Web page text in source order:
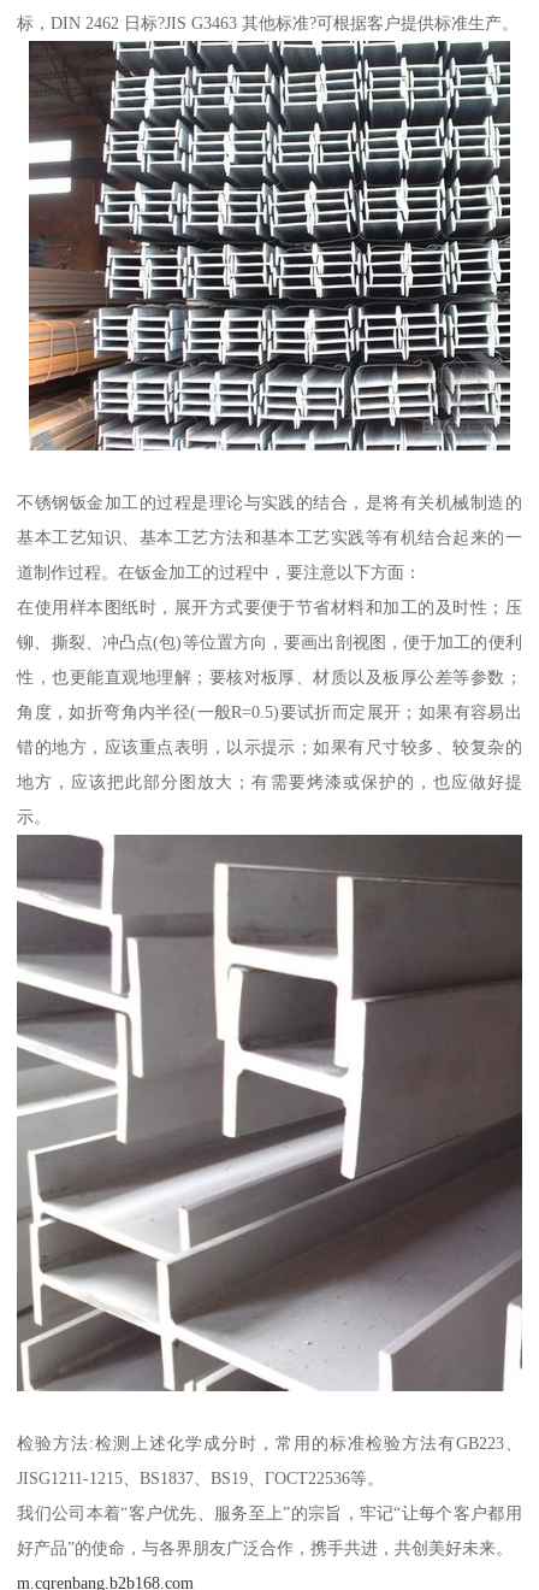
标，DIN 2462 日标?JIS G3463 其他标准?可根据客户提供标准生产。
不锈钢钣金加工的过程是理论与实践的结合，是将有关机械制造的
基本工艺知识、基本工艺方法和基本工艺实践等有机结合起来的一
道制作过程。在钣金加工的过程中，要注意以下方面：
在使用样本图纸时，展开方式要便于节省材料和加工的及时性；压
铆、撕裂、冲凸点(包)等位置方向，要画出剖视图，便于加工的便利
性，也更能直观地理解；要核对板厚、材质以及板厚公差等参数；
角度，如折弯角内半径(一般R=0.5)要试折而定展开；如果有容易出
错的地方，应该重点表明，以示提示；如果有尺寸较多、较复杂的
地方，应该把此部分图放大；有需要烤漆或保护的，也应做好提
示。
检验方法:检测上述化学成分时，常用的标准检验方法有GB223、
JISG1211-1215、BS1837、BS19、ГОСТ22536等。
我们公司本着“客户优先、服务至上”的宗旨，牢记“让每个客户都用
好产品”的使命，与各界朋友广泛合作，携手共进，共创美好未来。
m.cqrenbang.b2b168.com